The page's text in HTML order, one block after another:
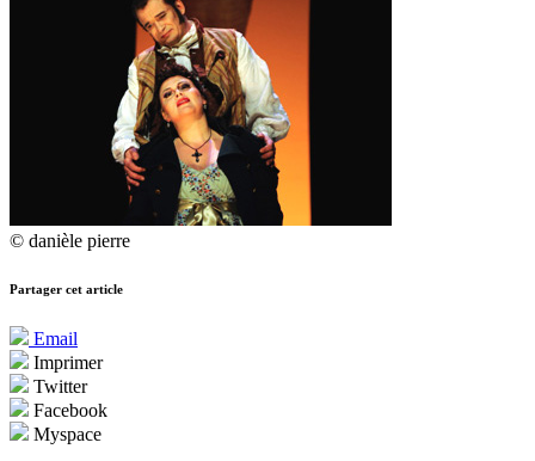
© danièle pierre
Partager cet article
Email
Imprimer
Twitter
Facebook
Myspace